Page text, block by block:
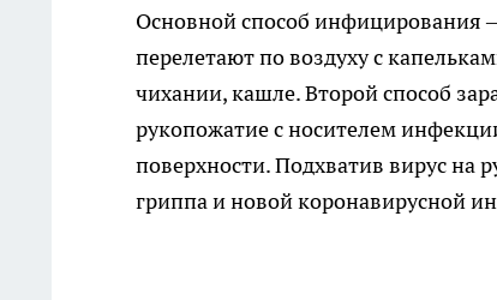
Основной способ инфицирования
перелетают по воздуху с
чихании, кашле. Второй способ
рукопожатие с носителем
поверхности. Подхватив вирус на
гриппа и новой коронавирусной